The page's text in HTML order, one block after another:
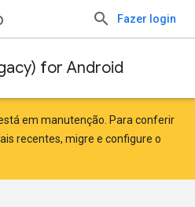
Fazer login
for Android
em manutenção. Para conferir
recentes, migre e configure o